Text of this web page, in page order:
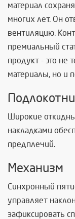
материал
многих лет. Он
вентиляцию.
премиальный
продукт - это не
материалы, но и
Широкие
накладками
предплечий.
Механизм
Синхронный
управляет
зафиксировать